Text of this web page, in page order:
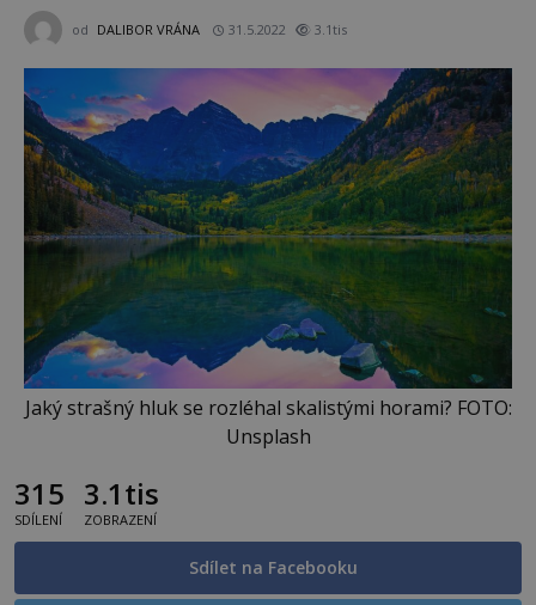
od DALIBOR VRÁNA 31.5.2022 3.1tis
Jaký strašný hluk se rozléhal skalistými horami? FOTO:
Unsplash
315
SDÍLENÍ
3.1tis
ZOBRAZENÍ
Sdílet na Facebooku